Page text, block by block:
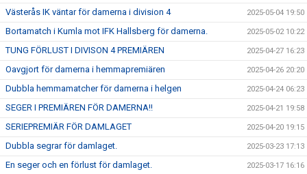
Västerås IK väntar för damerna i division 4 2025-05-04 19:50
Bortamatch i Kumla mot IFK Hallsberg för damerna. 2025-05-02 10:22
TUNG FÖRLUST I DIVISON 4 PREMIÄREN 2025-04-27 16:23
Oavgjort för damerna i hemmapremiären 2025-04-26 20:20
Dubbla hemmamatcher för damerna i helgen 2025-04-24 06:23
SEGER I PREMIÄREN FÖR DAMERNA!! 2025-04-21 19:58
SERIEPREMIÄR FÖR DAMLAGET 2025-04-20 19:15
Dubbla segrar för damlaget. 2025-03-23 17:13
En seger och en förlust för damlaget. 2025-03-17 16:16